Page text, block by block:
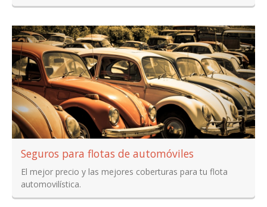
Seguros para flotas de automóviles
El mejor precio y las mejores coberturas para tu flota
automovilística.